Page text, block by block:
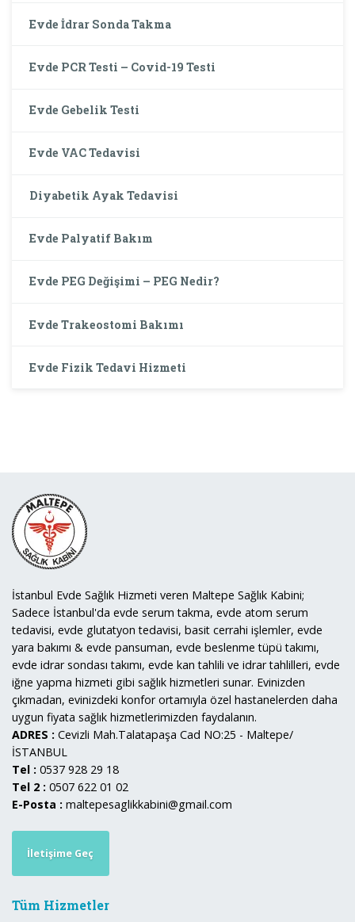
Evde İdrar Sonda Takma
Evde PCR Testi – Covid-19 Testi
Evde Gebelik Testi
Evde VAC Tedavisi
Diyabetik Ayak Tedavisi
Evde Palyatif Bakım
Evde PEG Değişimi – PEG Nedir?
Evde Trakeostomi Bakımı
Evde Fizik Tedavi Hizmeti
İstanbul Evde Sağlık Hizmeti veren Maltepe Sağlık Kabini;
Sadece İstanbul'da evde serum takma, evde atom serum
tedavisi, evde glutatyon tedavisi, basit cerrahi işlemler, evde
yara bakımı & evde pansuman, evde beslenme tüpü takımı,
evde idrar sondası takımı, evde kan tahlili ve idrar tahlilleri, evde
iğne yapma hizmeti gibi sağlık hizmetleri sunar. Evinizden
çıkmadan, evinizdeki konfor ortamıyla özel hastanelerden daha
uygun fiyata sağlık hizmetlerimizden faydalanın.
ADRES : Cevizli Mah.Talatapaşa Cad NO:25 - Maltepe/
İSTANBUL
Tel : 0537 928 29 18
Tel 2 : 0507 622 01 02
E-Posta : maltepesaglikkabini@gmail.com
İletişime Geç
Tüm Hizmetler